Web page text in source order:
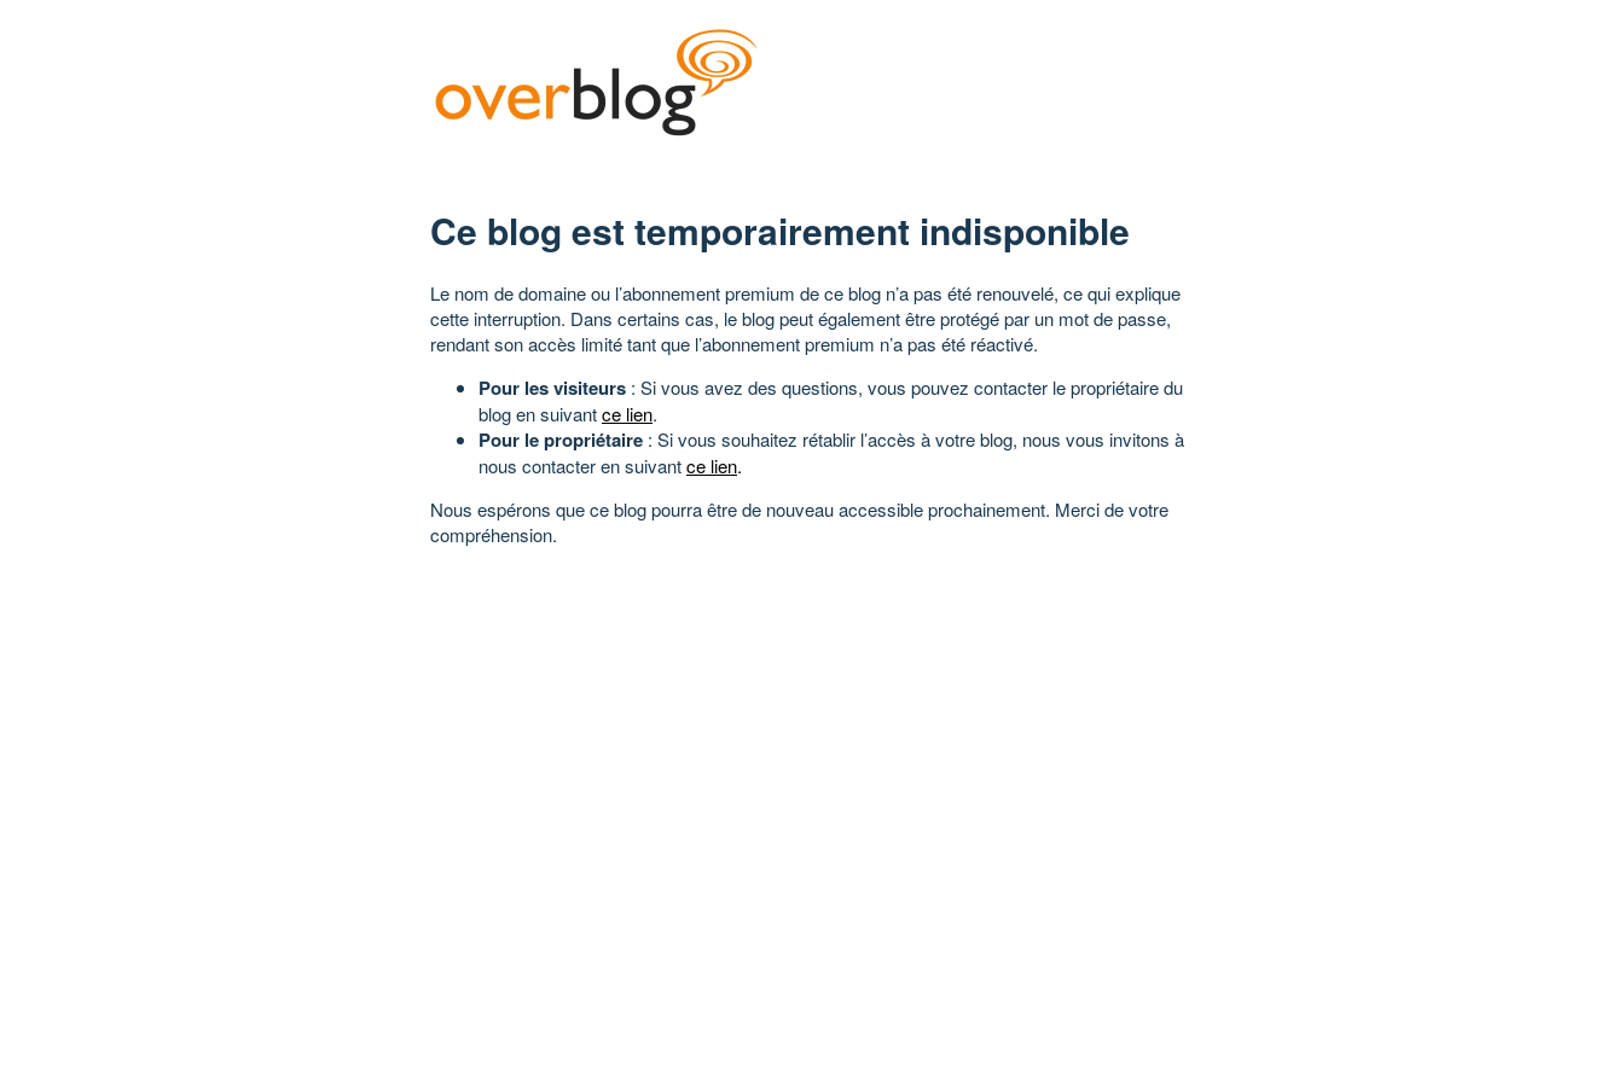
Ce blog est temporairement indisponible
Le nom de domaine ou l’abonnement premium de ce blog n’a pas été renouvelé, ce qui explique
cette interruption. Dans certains cas, le blog peut également être protégé par un mot de passe,
rendant son accès limité tant que l’abonnement premium n’a pas été réactivé.
Pour les visiteurs : Si vous avez des questions, vous pouvez contacter le propriétaire du
blog en suivantce lien.
Pour le propriétaire : Si vous souhaitez rétablir l’accès à votre blog, nous vous invitons à
nous contacter en suivantce lien.
Nous espérons que ce blog pourra être de nouveau accessible prochainement. Merci de votre
compréhension.